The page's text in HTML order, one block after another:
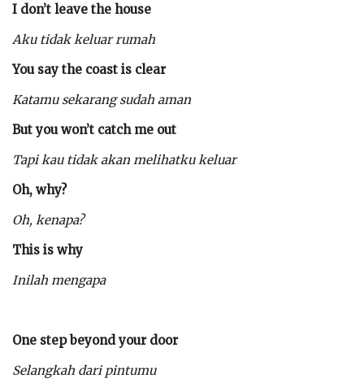
I don’t leave the house
Aku tidak keluar rumah
You say the coast is clear
Katamu sekarang sudah aman
But you won’t catch me out
Tapi kau tidak akan melihatku keluar
Oh, why?
Oh, kenapa?
This is why
Inilah mengapa
One step beyond your door
Selangkah dari pintumu